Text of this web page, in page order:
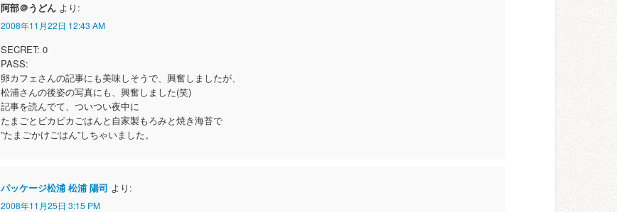
阿部＠うどん より:
2008年11月22日 12:43 AM
SECRET: 0
PASS:
卵カフェさんの記事にも美味しそうで、興奮しましたが、
松浦さんの後姿の写真にも、興奮しました(笑)
記事を読んでて、ついつい夜中に
たまごとピカピカごはんと自家製もろみと焼き海苔で
”たまごかけごはん”しちゃいました。
パッケージ松浦 松浦 陽司 より:
2008年11月25日 3:15 PM